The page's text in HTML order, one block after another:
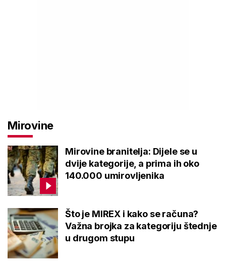
Mirovine
Mirovine branitelja: Dijele se u
dvije kategorije, a prima ih oko
140.000 umirovljenika
Što je MIREX i kako se računa?
Važna brojka za kategoriju štednje
u drugom stupu